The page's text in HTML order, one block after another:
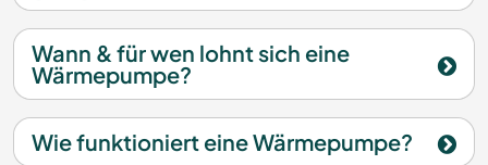
Wann & für wen lohnt sich eine
Wärmepumpe?
Wie funktioniert eine Wärmepumpe?